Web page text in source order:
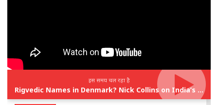
इस समय चल रहा है
Rigvedic Names in Denmark? Nick Collins on India’s Forgotten Links With Europe